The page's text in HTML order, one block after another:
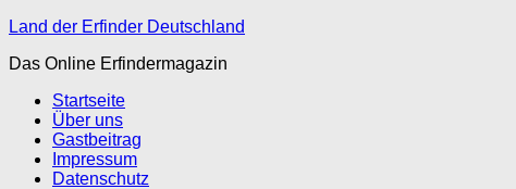
Land der Erfinder Deutschland
Das Online Erfindermagazin
Startseite
Über uns
Gastbeitrag
Impressum
Datenschutz